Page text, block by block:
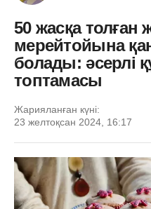
50 жасқа толған
мерейтойына
болады: әсерлі
топтамасы
Жарияланған күні:
23 желтоқсан 2024, 16:17